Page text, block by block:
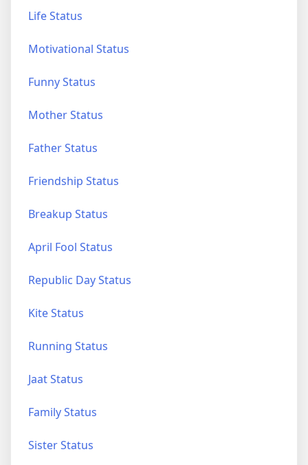
Life Status
Motivational Status
Funny Status
Mother Status
Father Status
Friendship Status
Breakup Status
April Fool Status
Republic Day Status
Kite Status
Running Status
Jaat Status
Family Status
Sister Status